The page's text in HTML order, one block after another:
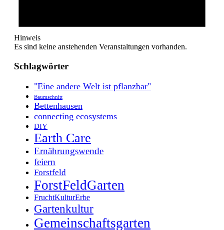
Hinweis
Es sind keine anstehenden Veranstaltungen vorhanden.
Schlagwörter
"Eine andere Welt ist pflanzbar"
Baumschnitt
Bettenhausen
connecting ecosystems
DIY
Earth Care
Ernährungswende
feiern
Forstfeld
ForstFeldGarten
FruchtKulturErbe
Gartenkultur
Gemeinschaftsgarten